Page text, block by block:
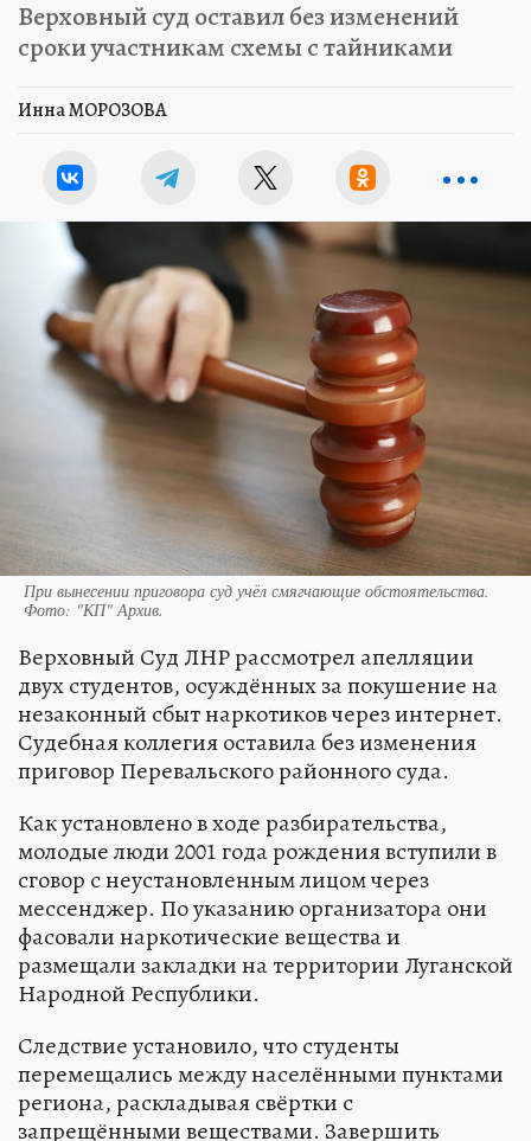
Верховный суд оставил без изменений
сроки участникам схемы с тайниками
Инна МОРОЗОВА
При вынесении приговора суд учёл смягчающие обстоятельства.
Фото: "КП" Архив.
Верховный Суд ЛНР рассмотрел апелляции
двух студентов, осуждённых за покушение на
незаконный сбыт наркотиков через интернет.
Судебная коллегия оставила без изменения
приговор Перевальского районного суда.
Как установлено в ходе разбирательства,
молодые люди 2001 года рождения вступили в
сговор с неустановленным лицом через
мессенджер. По указанию организатора они
фасовали наркотические вещества и
размещали закладки на территории Луганской
Народной Республики.
Следствие установило, что студенты
перемещались между населёнными пунктами
региона, раскладывая свёртки с
запрещёнными веществами. Завершить